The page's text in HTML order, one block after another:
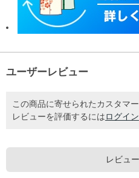
ユーザーレビュー
この商品に寄せられたカスタマ
レビューを評価するには ログイン
レビュ